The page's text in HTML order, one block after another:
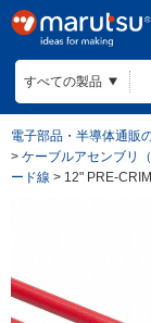
電子部品・半導体通販
> ケーブルアセンブリ
ード線 > 12" PRE-